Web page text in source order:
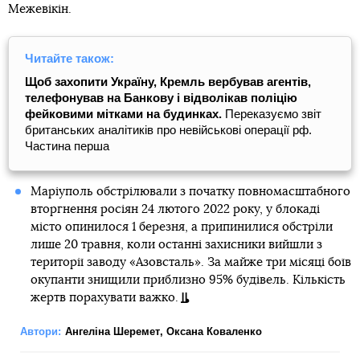
Межевікін.
Читайте також:
Щоб захопити Україну, Кремль вербував агентів,
телефонував на Банкову і відволікав поліцію
фейковими мітками на будинках. Переказуємо звіт
британських аналітиків про невійськові операції рф.
Частина перша
Маріуполь обстрілювали з початку повномасштабного
вторгнення росіян 24 лютого 2022 року, у блокаді
місто опинилося 1 березня, а припинилися обстріли
лише 20 травня, коли останні захисники вийшли з
території заводу «Азовсталь». За майже три місяці боїв
окупанти знищили приблизно 95% будівель. Кількість
жертв порахувати важко.
Автори: Ангеліна Шеремет, Оксана Коваленко